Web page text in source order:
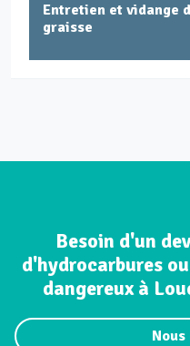
Entretien et vidange
graisse
Besoin d'un
d'hydrocarbures
dangereux à